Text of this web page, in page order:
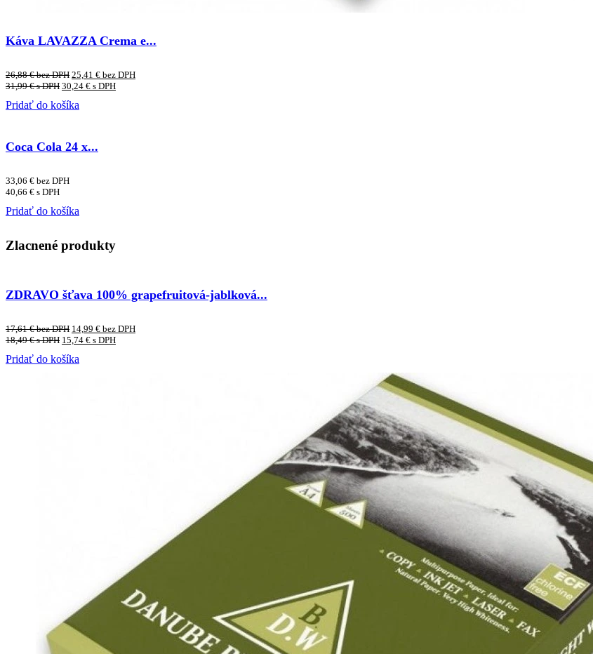
Káva LAVAZZA Crema e...
26,88€bez DPH 25,41 € bez DPH
31,99€s DPH 30,24 € s DPH
Pridať do košíka
Coca Cola 24 x...
33,06 € bez DPH
40,66 € s DPH
Pridať do košíka
Zlacnené produkty
ZDRAVO šťava 100% grapefruitová-jablková...
17,61€bez DPH 14,99 € bez DPH
18,49€s DPH 15,74 € s DPH
Pridať do košíka